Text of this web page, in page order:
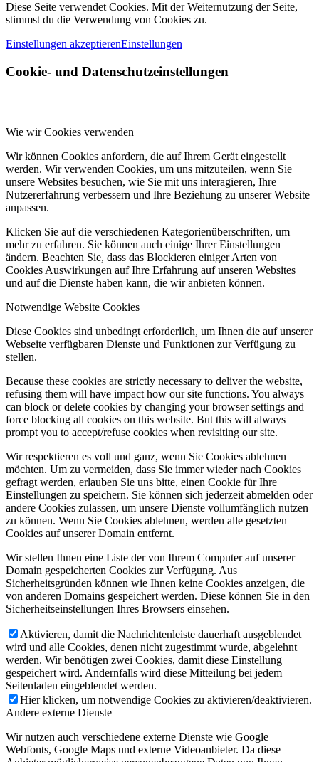
Diese Seite verwendet Cookies. Mit der Weiternutzung der Seite,
stimmst du die Verwendung von Cookies zu.
Einstellungen akzeptierenEinstellungen
Cookie- und Datenschutzeinstellungen
Wie wir Cookies verwenden
Wir können Cookies anfordern, die auf Ihrem Gerät eingestellt
werden. Wir verwenden Cookies, um uns mitzuteilen, wenn Sie
unsere Websites besuchen, wie Sie mit uns interagieren, Ihre
Nutzererfahrung verbessern und Ihre Beziehung zu unserer Website
anpassen.
Klicken Sie auf die verschiedenen Kategorienüberschriften, um
mehr zu erfahren. Sie können auch einige Ihrer Einstellungen
ändern. Beachten Sie, dass das Blockieren einiger Arten von
Cookies Auswirkungen auf Ihre Erfahrung auf unseren Websites
und auf die Dienste haben kann, die wir anbieten können.
Notwendige Website Cookies
Diese Cookies sind unbedingt erforderlich, um Ihnen die auf unserer
Webseite verfügbaren Dienste und Funktionen zur Verfügung zu
stellen.
Because these cookies are strictly necessary to deliver the website,
refusing them will have impact how our site functions. You always
can block or delete cookies by changing your browser settings and
force blocking all cookies on this website. But this will always
prompt you to accept/refuse cookies when revisiting our site.
Wir respektieren es voll und ganz, wenn Sie Cookies ablehnen
möchten. Um zu vermeiden, dass Sie immer wieder nach Cookies
gefragt werden, erlauben Sie uns bitte, einen Cookie für Ihre
Einstellungen zu speichern. Sie können sich jederzeit abmelden oder
andere Cookies zulassen, um unsere Dienste vollumfänglich nutzen
zu können. Wenn Sie Cookies ablehnen, werden alle gesetzten
Cookies auf unserer Domain entfernt.
Wir stellen Ihnen eine Liste der von Ihrem Computer auf unserer
Domain gespeicherten Cookies zur Verfügung. Aus
Sicherheitsgründen können wie Ihnen keine Cookies anzeigen, die
von anderen Domains gespeichert werden. Diese können Sie in den
Sicherheitseinstellungen Ihres Browsers einsehen.
Aktivieren, damit die Nachrichtenleiste dauerhaft ausgeblendet
wird und alle Cookies, denen nicht zugestimmt wurde, abgelehnt
werden. Wir benötigen zwei Cookies, damit diese Einstellung
gespeichert wird. Andernfalls wird diese Mitteilung bei jedem
Seitenladen eingeblendet werden.
Hier klicken, um notwendige Cookies zu aktivieren/deaktivieren.
Andere externe Dienste
Wir nutzen auch verschiedene externe Dienste wie Google
Webfonts, Google Maps und externe Videoanbieter. Da diese